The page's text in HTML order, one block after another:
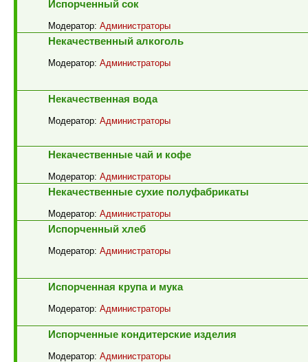
Испорченный сок
Модератор: Администраторы
Некачественный алкоголь
Модератор: Администраторы
Некачественная вода
Модератор: Администраторы
Некачественные чай и кофе
Модератор: Администраторы
Некачественные сухие полуфабрикаты
Модератор: Администраторы
Испорченный хлеб
Модератор: Администраторы
Испорченная крупа и мука
Модератор: Администраторы
Испорченные кондитерские изделия
Модератор: Администраторы